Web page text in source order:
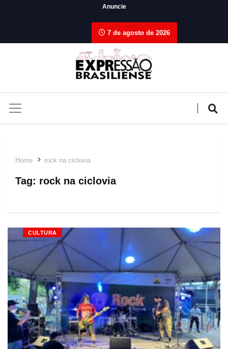
Anuncie
7 de agosto de 2026
Home rock na ciclovia
Tag: rock na ciclovia
CULTURA